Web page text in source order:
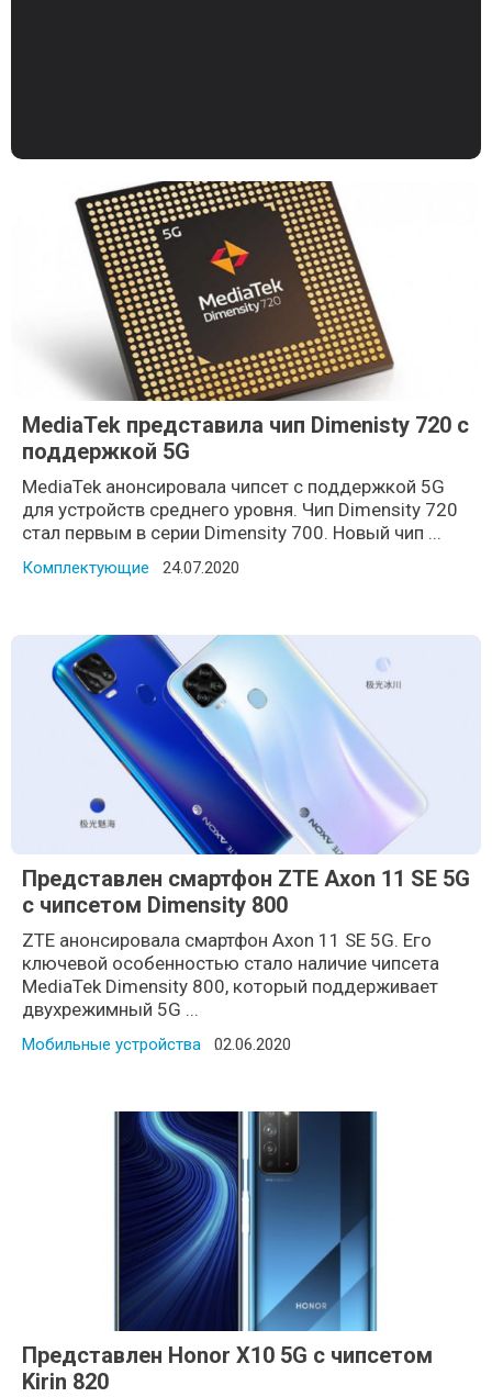
MediaTek представила чип Dimenisty 720 с
поддержкой 5G
MediaTek анонсировала чипсет с поддержкой 5G
для устройств среднего уровня. Чип Dimensity 720
стал первым в серии Dimensity 700. Новый чип ...
Комплектующие Posted on
24.07.2020
Представлен смартфон ZTE Axon 11 SE 5G
с чипсетом Dimensity 800
ZTE анонсировала смартфон Axon 11 SE 5G. Его
ключевой особенностью стало наличие чипсета
MediaTek Dimensity 800, который поддерживает
двухрежимный 5G ...
Мобильные устройства Posted on
02.06.2020
Представлен Honor X10 5G с чипсетом
Kirin 820